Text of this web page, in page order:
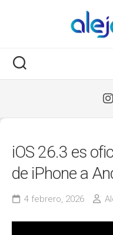
iOS 26.3 es
de iPhone a
4 febrero, 2026